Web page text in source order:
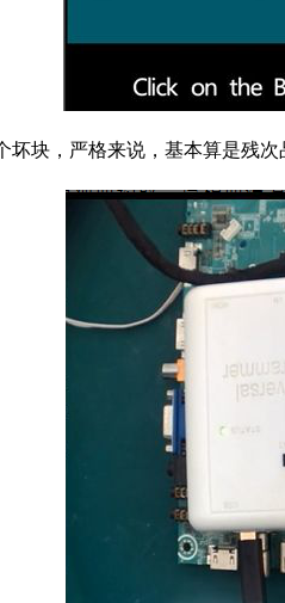
坏块，严格来说，基本算是残次